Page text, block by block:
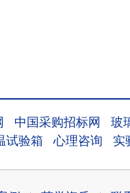
中国采购招标网 玻
试验箱 心理咨询 实